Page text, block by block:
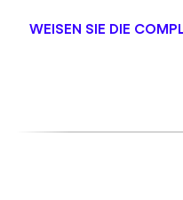
WEISEN SIE DIE